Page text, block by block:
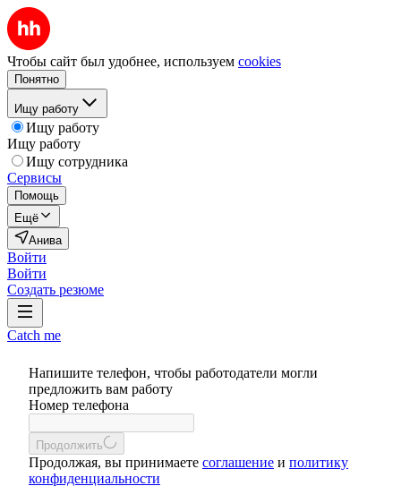
Чтобы сайт был удобнее, используем cookies
Понятно
Ищу работу
Ищу работу
Ищу работу
Ищу сотрудника
Сервисы
Помощь
Ещё
Анива
Войти
Войти
Создать резюме
Catch me
Напишите телефон, чтобы работодатели могли
предложить вам работу
Номер телефона
Продолжить
Продолжая, вы принимаете соглашение и политику
конфиденциальности